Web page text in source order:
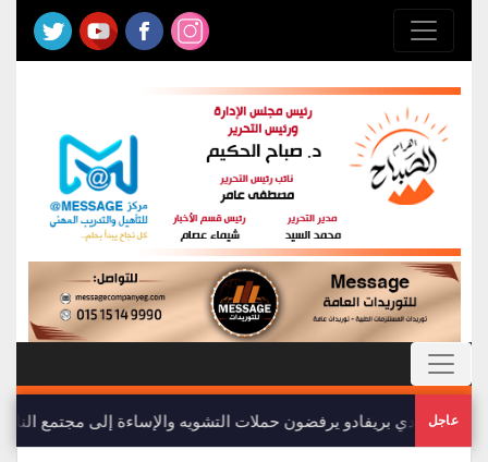
عاجل
أعضاء نادي بريفادو يرفضون حملات التشويه والإساءة إلى مجتمع النادي